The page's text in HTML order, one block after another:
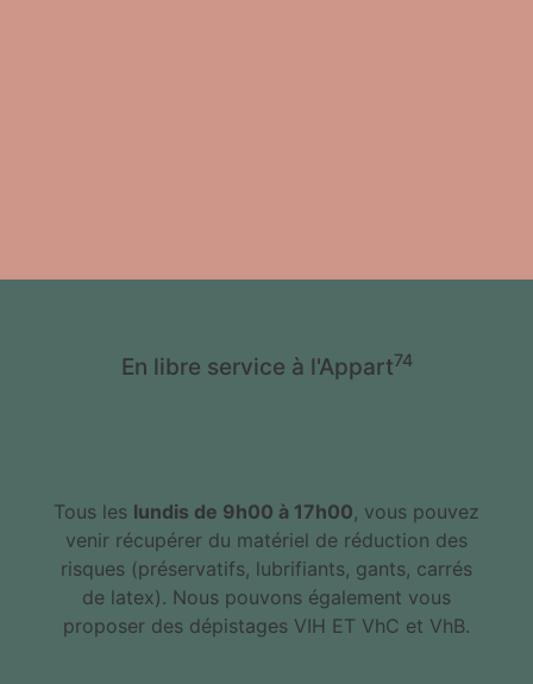
En libre service à l'Appart74
Tous les lundis de 9h00 à 17h00, vous pouvez
venir récupérer du matériel de réduction des
risques (préservatifs, lubrifiants, gants, carrés
de latex). Nous pouvons également vous
proposer des dépistages VIH ET VhC et VhB.